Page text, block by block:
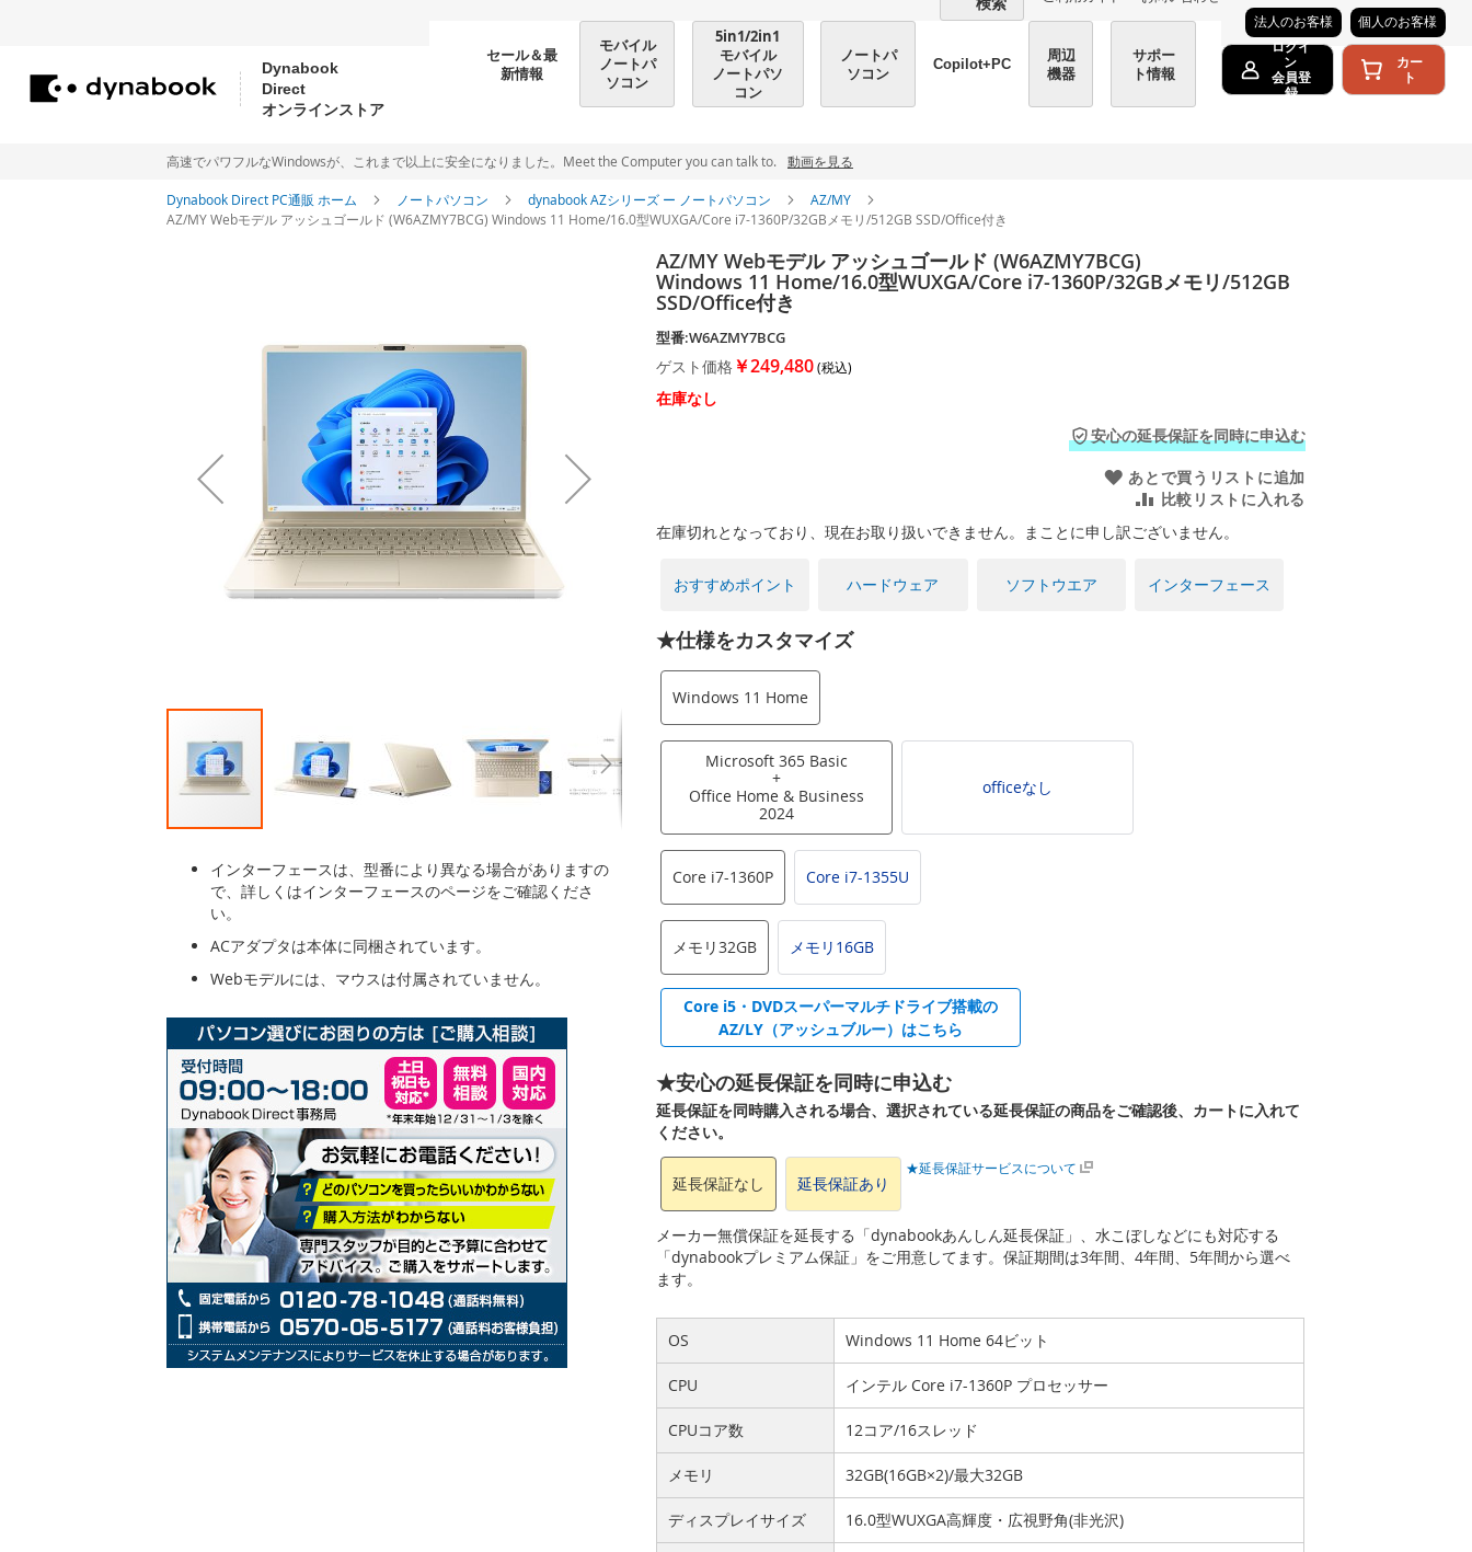
法人のお客様
個人のお客様
Dynabook
Direct
オンラインストア
コ
セール＆最
新情報
モバイル
ノートパ
ソコン
5in1/2in1
モバイル
ノートパソ
コン
ノートパ
ソコン
Copilot+PC
周辺
機器
サポー
ト情報
ログイ
ン
会員登
録
カー
ト
高速でパワフルなWindowsが、これまで以上に安全になりました。Meet the Computer you can talk to. 動画を見る
Dynabook Direct PC通販 ホーム ノートパソコン dynabook AZシリーズ ー ノートパソコン
AZ/MY
AZ/MY Webモデル アッシュゴールド (W6AZMY7BCG) Windows 11 Home/16.0型WUXGA/Core i7-1360P/32GBメモリ/512GB SSD/Office付き
ー
初
に
移
動
AZ/MY Webモデル アッシュゴールド (W6AZMY7BCG)
Windows 11 Home/16.0型WUXGA/Core i7-1360P/32GBメモリ/512GB
SSD/Office付き
型番:W6AZMY7BCG
ゲスト価格 ￥249,480
在庫なし
安心の延長保証を同時に申込む
あとで買うリストに追加
比較リストに入れる
在庫切れとなっており、現在お取り扱いできません。まことに申し訳ございません。
おすすめポイント ハードウェア ソフトウエア インターフェース
★仕様をカスタマイズ
Windows 11 Home
Microsoft 365 Basic
+
Office Home & Business
2024
officeなし
Core i7-1360P Core i7-1355U
メモリ32GB メモリ16GB
Core i5・DVDスーパーマルチドライブ搭載の
AZ/LY（アッシュブルー）はこちら
★安心の延長保証を同時に申込む
延長保証を同時購入される場合、選択されている延長保証の商品をご確認後、カートに入れて
ください。
延長保証なし 延長保証あり
★延長保証サービスについて
メーカー無償保証を延長する「dynabookあんしん延長保証」、水こぼしなどにも対応する
「dynabookプレミアム保証」をご用意してます。保証期間は3年間、4年間、5年間から選べ
ます。
OS Windows 11 Home 64ビット
CPU インテル Core i7-1360P プロセッサー
CPUコア数 12コア/16スレッド
メモリ 32GB(16GB×2)/最大32GB
ディスプレイサイズ 16.0型WUXGA高輝度・広視野角(非光沢)
インターフェースは、型番により異なる場合がありますの
で、詳しくはインターフェースのページをご確認くださ
い。
ACアダプタは本体に同梱されています。
Webモデルには、マウスは付属されていません。